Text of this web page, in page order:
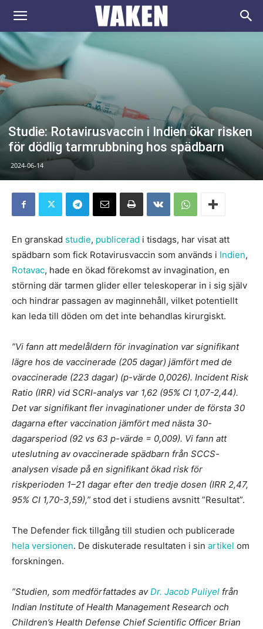
VAKEN.se
Studie: Rotavirusvaccin i Indien ökar risken
för dödlig tarmrubbning hos spädbarn
2024-06-14
En granskad studie, publicerad i tisdags, har visat att
spädbarn som fick Rotavirusvaccin som används i Indien,
Rotavac, hade en ökad förekomst av invagination, en
störning där tarmen glider eller teleskoperar in i sig själv
och hindrar passagen av maginnehåll, vilket potentiellt
kan leda till döden om det inte behandlas kirurgiskt.
”Vi fann att medelåldern för invagination var signifikant
lägre hos de vaccinerade (205 dagar) jämfört med de
ovaccinerade (223 dagar) (p-värde 0,0026). Incident Risk
Ratio (IRR) vid SCRI-analys var 1,62 (95% CI 1,07-2,44).
Det var signifikant fler invaginationer under de första 30
dagarna efter vaccination jämfört med nästa 30-
dagarsperiod (92 vs 63 p-värde = 0,009). Vi fann att
uteslutning av ovaccinerade spädbarn från SCCS-
analysen visade på en signifikant ökad risk för
riskperioden 1–21 dagar efter den tredje dosen (IRR 2,47,
95% CI 1,70-3,59),” stod det i studiens avsnitt ”Resultat”.
The Defender fick tillgång till studien och publicerade
hela versionen. De diskuterade resultaten i sin artikel om
forskningen.
”Studien, som medförfattades avDr. Jacob Puliyel från
Indian Institute of Health Management Research och
Children’s Health Defense Chief Scientific Officer Brian